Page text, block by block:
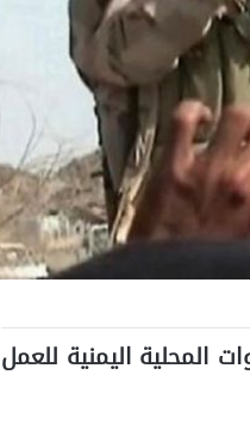
المحلية اليمنية للعمل